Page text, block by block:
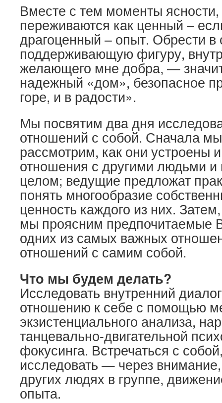
Вместе с тем моменты ясности,
переживаются как ценный –
драгоценный – опыт. Обрести
поддерживающую фигуру,
желающего мне добра, —
надежный «дом», безопасное
горе, и в радости».
Мы посвятим два дня
отношений с собой. Сначала
рассмотрим, как они устроены
отношения с другими людьми
целом; ведущие предложат
понять многообразие
ценность каждого из них.
мы проясним предпочитаемые
одних из самых важных
отношений с самим собой.
Что мы будем делать?
Исследовать внутренний
отношению к себе с помощью
экзистенциального анализа,
танцевально-двигательной
фокусинга. Встречаться с
исследовать — через
других людях в группе,
опыта.